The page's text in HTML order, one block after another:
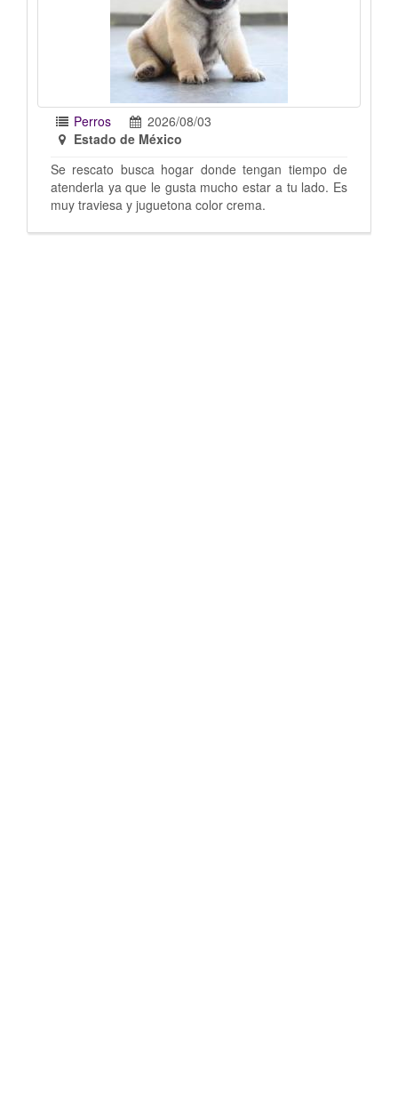
tengan tiempo de
estar a tu lado. Es
Perros
Mix de pug con chihuahua, la rescate
puedo quedar ya tengo 8 perros.
año o menos Imagen sugestiva no